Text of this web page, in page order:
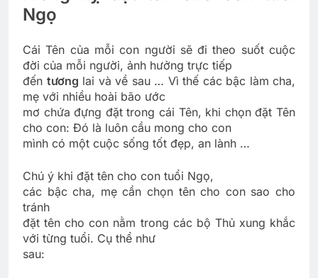
Ngọ
Cái Tên của mỗi con người sẽ đi theo suốt cuộc
đời của mỗi người, ảnh hưởng trực tiếp
đến tương lai và về sau … Vì thế các bậc làm cha,
mẹ với nhiều hoài bão ước
mơ chứa đựng đặt trong cái Tên, khi chọn đặt Tên
cho con: Đó là luôn cầu mong cho con
mình có một cuộc sống tốt đẹp, an lành …
Chú ý khi đặt tên cho con tuổi Ngọ,
các bậc cha, mẹ cần chọn tên cho con sao cho
tránh
đặt tên cho con nằm trong các bộ Thủ xung khắc
với từng tuổi. Cụ thể như
sau: